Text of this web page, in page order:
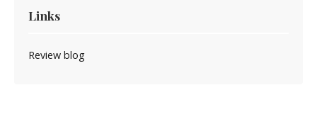
Links
Review blog